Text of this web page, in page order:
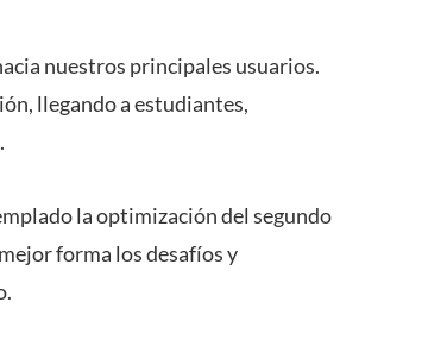
nuestros principales usuarios.
llegando a estudiantes,
la optimización del segundo
forma los desafíos y